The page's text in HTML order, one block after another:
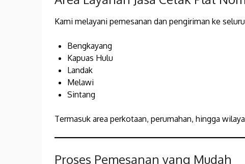
Kami melayani pemesanan dan pengiriman ke
Bengkayang
Kapuas Hulu
Landak
Melawi
Sintang
Termasuk area perkotaan, perumahan, hingga
Proses Pemesanan yang Mudah